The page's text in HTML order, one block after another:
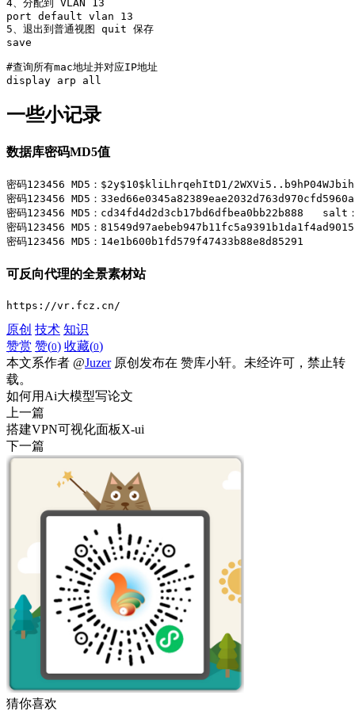
4、分配到 VLAN 13
port default vlan 13
5、退出到普通视图 quit 保存
save
#查询所有mac地址并对应IP地址
display arp all
一些小记录
数据库密码MD5值
密码123456 MD5：$2y$10$kliLhrqehItD1/
密码123456 MD5：
密码123456 MD5：cd34fd4d2d3cb17bd6dfbea0bb22b888   salt
密码123456 MD5：
密码123456 MD5：14e1b600b1fd579f47433b88e8d85291
可反向代理的全景素材站
https://vr.fcz.cn/
原创 技术 知识
赞赏 赞(0) 收藏(0)
本文系作者 @Juzer原创发布在 赞库小轩。未经许可，禁止转
载。
如何用Ai大模型写论文
上一篇
搭建VPN可视化面板X-ui
下一篇
猜你喜欢